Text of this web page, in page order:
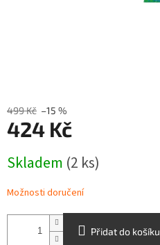
499 Kč –15 %
424 Kč
cena:
Skladem (2 ks)
Možnosti doručení
Přidat do košíku